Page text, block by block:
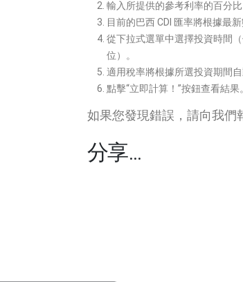
輸入所提供的參考利率的百分比
目前的巴西 CDI 匯率將根據最新
從下拉式選單中選擇投資時間
位）。
適用稅率將根據所選投資期間自
點擊“立即計算！”按鈕查看結果。
如果您發現錯誤，請向我們
分享…